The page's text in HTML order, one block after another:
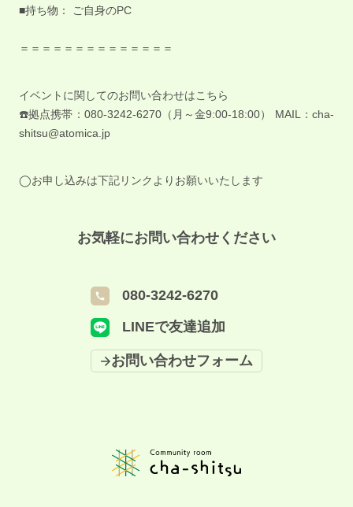
■持ち物： ご自身のPC
＝＝＝＝＝＝＝＝＝＝＝＝＝＝
イベントに関してのお問い合わせはこちら
☎️拠点携帯：080-3242-6270（月～金9:00-18:00） MAIL：cha-
shitsu@atomica.jp
◯お申し込みは下記リンクよりお願いいたします
お気軽にお問い合わせください
080-3242-6270
LINEで友達追加
お問い合わせフォーム